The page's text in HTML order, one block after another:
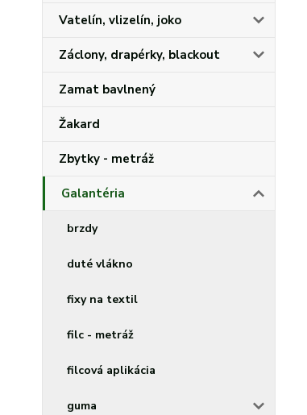
Vatelín, vlizelín, joko
Záclony, drapérky, blackout
Zamat bavlnený
Žakard
Zbytky - metráž
Galantéria
brzdy
duté vlákno
fixy na textil
filc - metráž
filcová aplikácia
guma